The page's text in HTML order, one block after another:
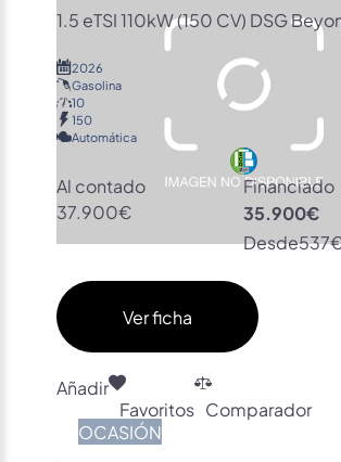
1.5 eTSI 110kW (150 CV) DSG
2026
Gasolina
10
150
Automática
Al contado
37.900€
Financiado
35.900€
Desde
Ver ficha
Añadir
Favoritos Comparador
OCASIÓN